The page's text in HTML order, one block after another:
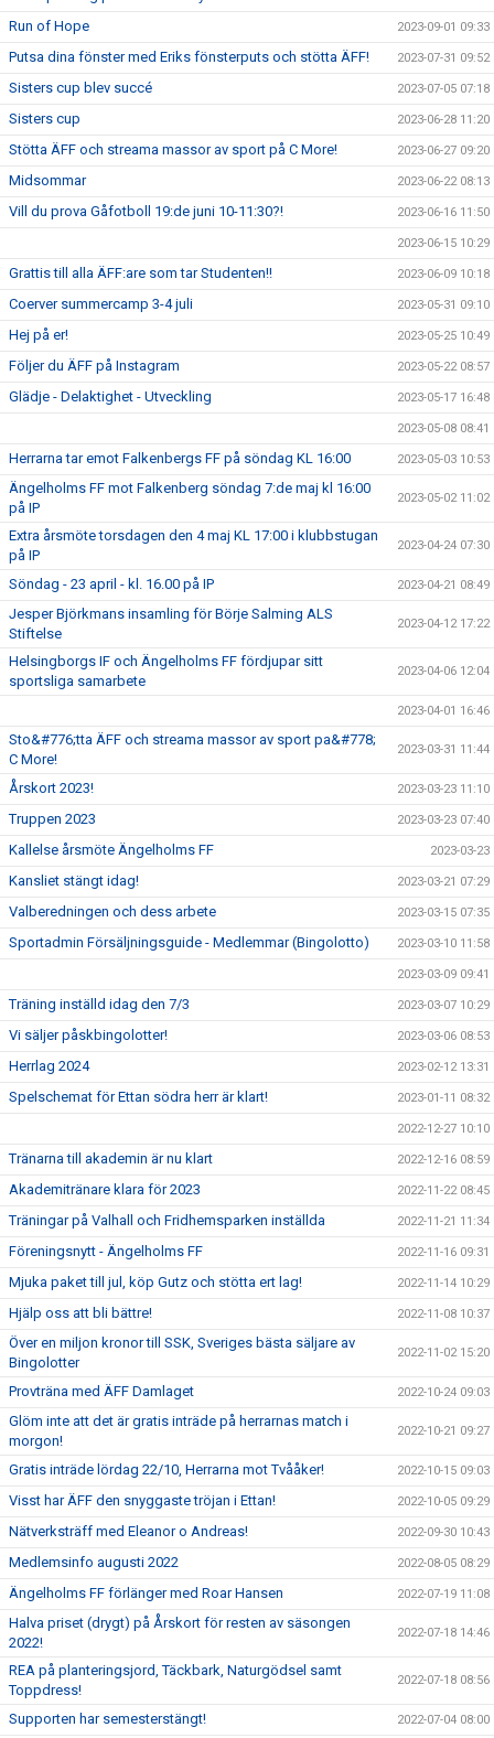
Run of Hope 2023-09-01 09:33
Putsa dina fönster med Eriks fönsterputs och stötta ÄFF! 2023-07-31 09:52
Sisters cup blev succé 2023-07-05 07:18
Sisters cup 2023-06-28 11:20
Stötta ÄFF och streama massor av sport på C More! 2023-06-27 09:20
Midsommar 2023-06-22 08:13
Vill du prova Gåfotboll 19:de juni 10-11:30?! 2023-06-16 11:50
2023-06-15 10:29
Grattis till alla ÄFF:are som tar Studenten!! 2023-06-09 10:18
Coerver summercamp 3-4 juli 2023-05-31 09:10
Hej på er! 2023-05-25 10:49
Följer du ÄFF på Instagram 2023-05-22 08:57
Glädje - Delaktighet - Utveckling 2023-05-17 16:48
2023-05-08 08:41
Herrarna tar emot Falkenbergs FF på söndag KL 16:00 2023-05-03 10:53
Ängelholms FF mot Falkenberg söndag 7:de maj kl 16:00
på IP
2023-05-02 11:02
Extra årsmöte torsdagen den 4 maj KL 17:00 i klubbstugan
på IP
2023-04-24 07:30
Söndag - 23 april - kl. 16.00 på IP 2023-04-21 08:49
Jesper Björkmans insamling för Börje Salming ALS
Stiftelse
2023-04-12 17:22
Helsingborgs IF och Ängelholms FF fördjupar sitt
sportsliga samarbete
2023-04-06 12:04
2023-04-01 16:46
Sto&#776;tta ÄFF och streama massor av sport pa&#778;
C More!
2023-03-31 11:44
Årskort 2023! 2023-03-23 11:10
Truppen 2023 2023-03-23 07:40
Kallelse årsmöte Ängelholms FF 2023-03-23
Kansliet stängt idag! 2023-03-21 07:29
Valberedningen och dess arbete 2023-03-15 07:35
Sportadmin Försäljningsguide - Medlemmar (Bingolotto) 2023-03-10 11:58
2023-03-09 09:41
Träning inställd idag den 7/3 2023-03-07 10:29
Vi säljer påskbingolotter! 2023-03-06 08:53
Herrlag 2024 2023-02-12 13:31
Spelschemat för Ettan södra herr är klart! 2023-01-11 08:32
2022-12-27 10:10
Tränarna till akademin är nu klart 2022-12-16 08:59
Akademitränare klara för 2023 2022-11-22 08:45
Träningar på Valhall och Fridhemsparken inställda 2022-11-21 11:34
Föreningsnytt - Ängelholms FF 2022-11-16 09:31
Mjuka paket till jul, köp Gutz och stötta ert lag! 2022-11-14 10:29
Hjälp oss att bli bättre! 2022-11-08 10:37
Över en miljon kronor till SSK, Sveriges bästa säljare av
Bingolotter
2022-11-02 15:20
Provträna med ÄFF Damlaget 2022-10-24 09:03
Glöm inte att det är gratis inträde på herrarnas match i
morgon!
2022-10-21 09:27
Gratis inträde lördag 22/10, Herrarna mot Tvååker! 2022-10-15 09:03
Visst har ÄFF den snyggaste tröjan i Ettan! 2022-10-05 09:29
Nätverksträff med Eleanor o Andreas! 2022-09-30 10:43
Medlemsinfo augusti 2022 2022-08-05 08:29
Ängelholms FF förlänger med Roar Hansen 2022-07-19 11:08
Halva priset (drygt) på Årskort för resten av säsongen
2022!
2022-07-18 14:46
REA på planteringsjord, Täckbark, Naturgödsel samt
Toppdress!
2022-07-18 08:56
Supporten har semesterstängt! 2022-07-04 08:00